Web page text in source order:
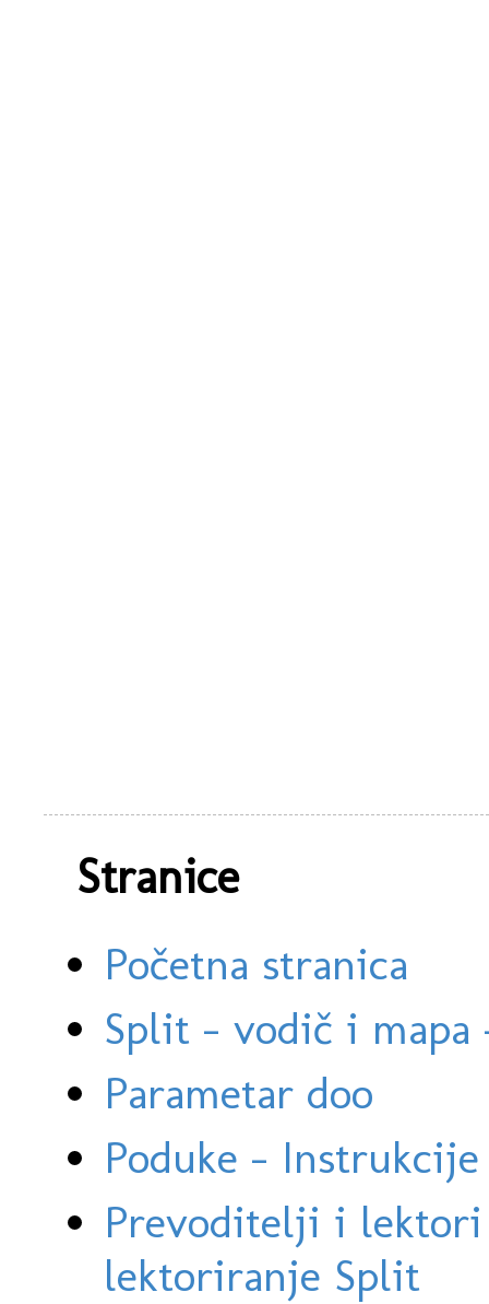
Stranice
Početna stranica
Split - vodič i
Parametar doo
Poduke -
Prevoditelji i
lektoriranje Split